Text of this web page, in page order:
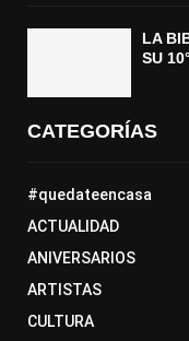
LA
SU
CATEGORÍAS
#quedateencasa
ACTUALIDAD
ANIVERSARIOS
ARTISTAS
CULTURA